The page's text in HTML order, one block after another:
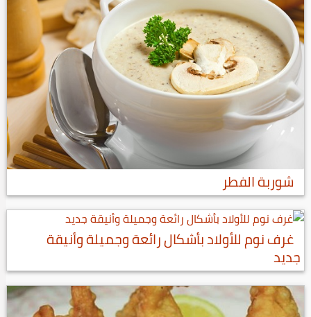
شوربة الفطر
غرف نوم للأولاد بأشكال رائعة وجميلة وأنيقة
جديد